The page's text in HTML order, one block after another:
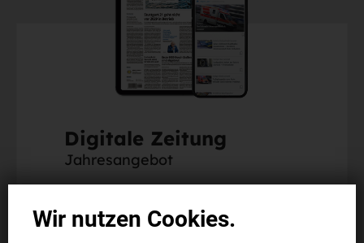
Digitale Zeitung
Jahresangebot
Die digitale Ausgabe als E-Paper (Mo.-So.)
Alle Inhalte der StN-App
Wir nutzen Cookies.